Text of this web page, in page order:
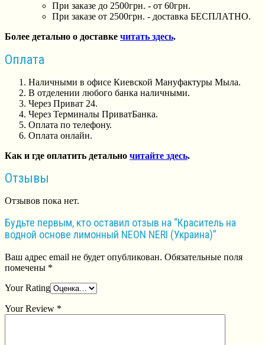
При заказе до 2500грн. - от 60грн.
При заказе от 2500грн. - доставка БЕСПЛАТНО.
Более детально о доставке читать здесь.
Оплата
Наличными в офисе Киевской Мануфактуры Мыла.
В отделении любого банка наличными.
Через Приват 24.
Через Терминалы ПриватБанка.
Оплата по телефону.
Оплата онлайн.
Как и где оплатить детально читайте здесь.
Отзывы
Отзывов пока нет.
Будьте первым, кто оставил отзыв на “Краситель на
водной основе лимонный NEON NERI (Украина)”
Ваш адрес email не будет опубликован. Обязательные поля
помечены *
Your Rating
Your Review *